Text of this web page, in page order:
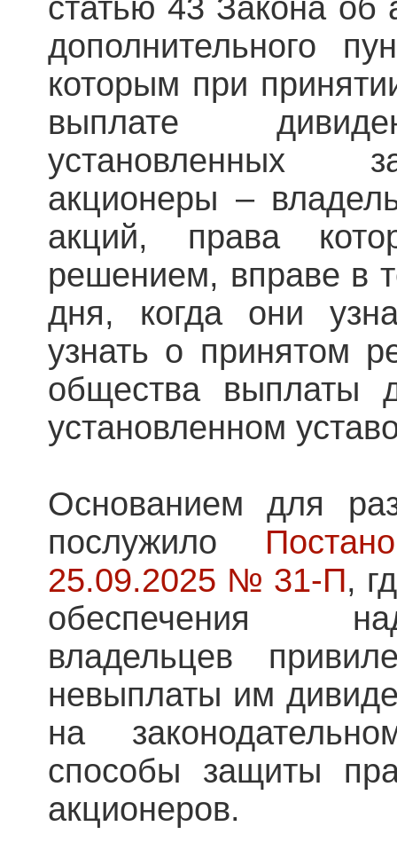
статью 43 Закона об
дополнительного
которым при
выплате
установленных
акционеры –
акций, права
решением, вправе в
дня, когда они
узнать о принятом
общества выплаты
установленном
Основанием для
послужило
25.09.2025 № 31-П,
обеспечения
владельцев
невыплаты им
на
способы защиты
акционеров.